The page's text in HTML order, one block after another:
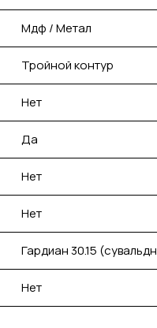
Мдф / Метал
Тройной контур
Нет
Да
Нет
Нет
Гардиан 30.15
Нет